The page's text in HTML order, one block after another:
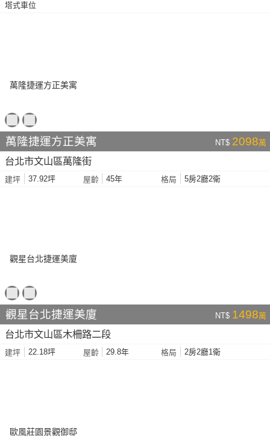
塔式車位
萬隆捷運方正美寓 NT$ 2098萬
台北市文山區萬隆街
建坪 37.92坪 屋齡 45年 格局 5房2廳2衛
觀星台北捷運美廈 NT$ 1498萬
台北市文山區木柵路二段
建坪 22.18坪 屋齡 29.8年 格局 2房2廳1衛